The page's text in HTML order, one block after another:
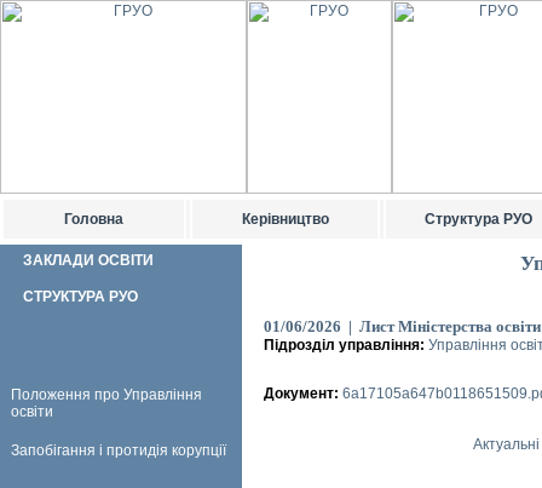
Головна Керівництво Структура РУО
ЗАКЛАДИ ОСВІТИ
СТРУКТУРА РУО
Положення про Управління
освіти
Запобігання і протидія корупції
01/06/2026 | Лист Міністерства
Підрозділ управління: Управління
Документ: